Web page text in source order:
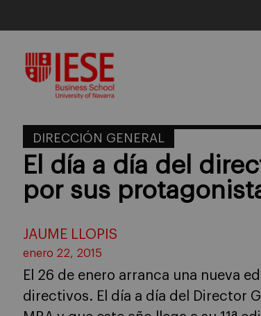
content
DIRECCIÓN GENERAL
El día a día del
por sus
JAUME LLOPIS
enero 22, 2015
El 26 de enero arranca una nueva
directivos. El día a día del Director